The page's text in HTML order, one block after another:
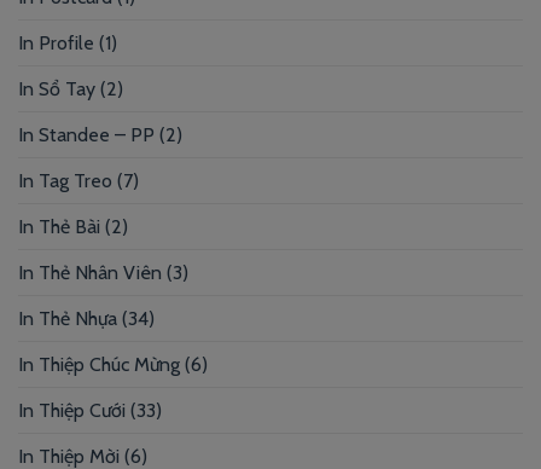
In Profile (1)
In Sổ Tay (2)
In Standee – PP (2)
In Tag Treo (7)
In Thẻ Bài (2)
In Thẻ Nhân Viên (3)
In Thẻ Nhựa (34)
In Thiệp Chúc Mừng (6)
In Thiệp Cưới (33)
In Thiệp Mời (6)